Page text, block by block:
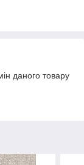
даного товару